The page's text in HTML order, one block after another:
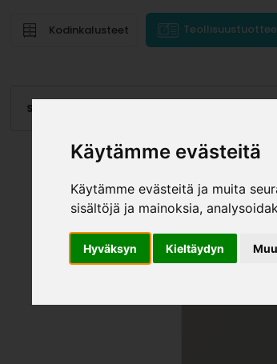
Käytämme evästeitä
Käytämme evästeitä ja muita
sisältöjä ja mainoksia,
Hyväksyn Kieltäydyn
Kodinkalusteet
Saranat